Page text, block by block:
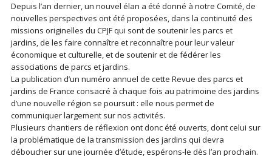
Depuis l’an dernier, un nouvel élan a été donné à notre Comité, de
nouvelles perspectives ont été proposées, dans la continuité des
missions originelles du CPJF qui sont de soutenir les parcs et
jardins, de les faire connaître et reconnaître pour leur valeur
économique et culturelle, et de soutenir et de fédérer les
associations de parcs et jardins.
La publication d’un numéro annuel de cette Revue des parcs et
jardins de France consacré à chaque fois au patrimoine des jardins
d’une nouvelle région se poursuit : elle nous permet de
communiquer largement sur nos activités.
Plusieurs chantiers de réflexion ont donc été ouverts, dont celui sur
la problématique de la transmission des jardins qui devra
déboucher sur une journée d’étude, espérons-le dès l’an prochain.